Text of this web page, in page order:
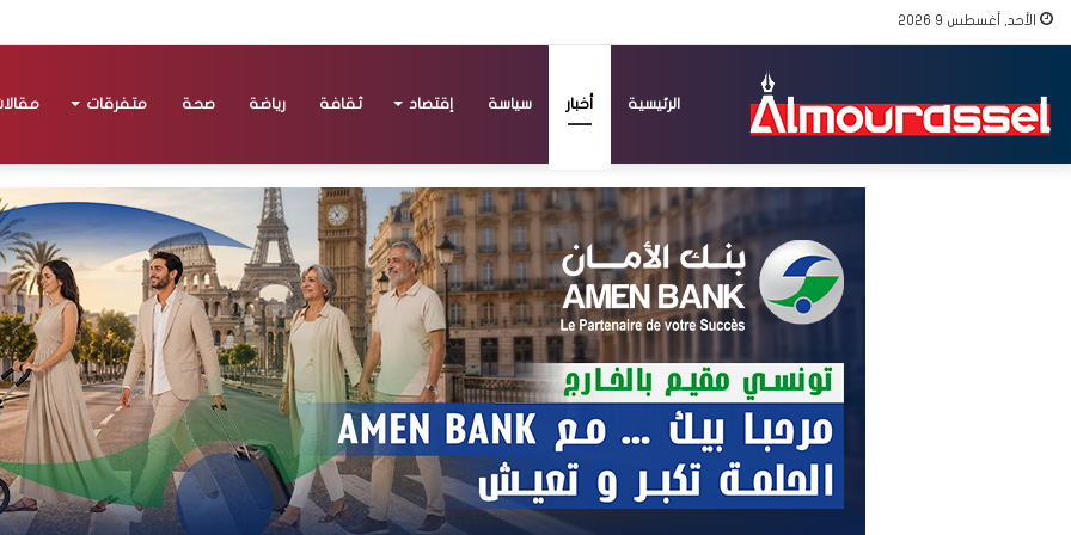
الأحد, أغسطس 9 2026
الرئيسية أخبار سياسة إقتصاد ثقافة رياضة صحة متفرقات